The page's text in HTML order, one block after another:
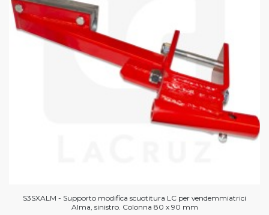
S3SXALM - Supporto modifica scuotitura LC per vendemmiatrici
Alma, sinistro. Colonna 80 x 90 mm